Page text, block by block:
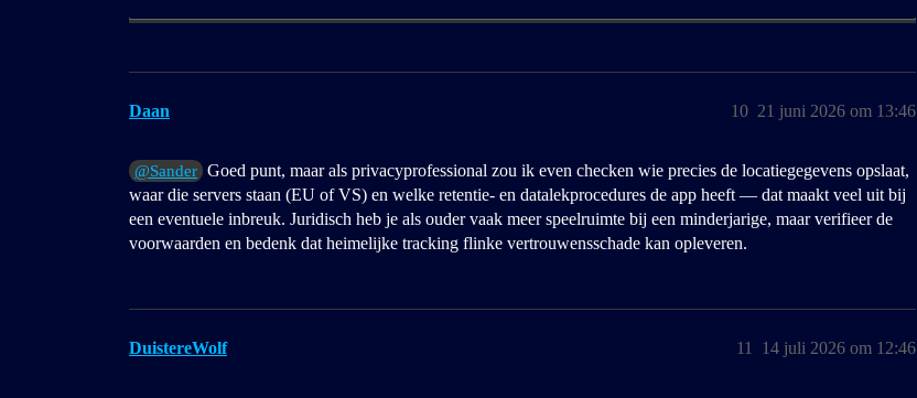
Daan 21 juni 2026 om 13:46
10
@Sander Goed punt, maar als privacyprofessional zou ik even checken wie precies de locatiegegevens opslaat,
waar die servers staan (EU of VS) en welke retentie‑ en datalekprocedures de app heeft — dat maakt veel uit bij
een eventuele inbreuk. Juridisch heb je als ouder vaak meer speelruimte bij een minderjarige, maar verifieer de
voorwaarden en bedenk dat heimelijke tracking flinke vertrouwensschade kan opleveren.
DuistereWolf 14 juli 2026 om 12:46
11